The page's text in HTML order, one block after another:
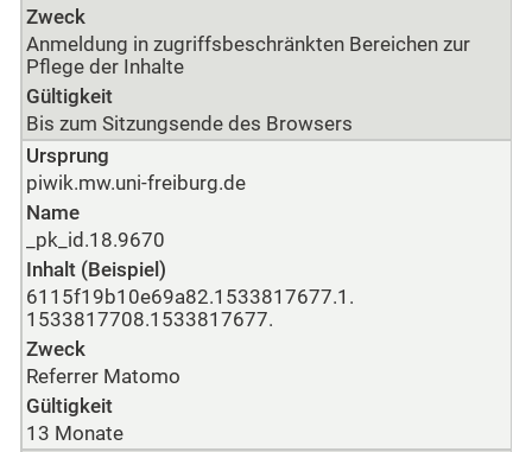
Zweck
Anmeldung in zugriffsbeschränkten Bereichen zur
Pflege der Inhalte
Gültigkeit
Bis zum Sitzungsende des Browsers
Ursprung
piwik.mw.uni-freiburg.de
Name
_pk_id.18.9670
Inhalt (Beispiel)
6115f19b10e69a82.1533817677.1.
1533817708.1533817677.
Zweck
Referrer Matomo
Gültigkeit
13 Monate